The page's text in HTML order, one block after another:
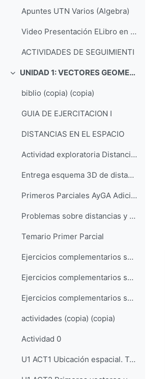
Apuntes UTN Varios (Algebra)
Video Presentación ELibro en UTN
ACTIVIDADES DE SEGUIMIENTI
Colapsar UNIDAD 1: VECTORES GEOMETRICOS
biblio (copia) (copia)
GUIA DE EJERCITACION I
DISTANCIAS EN EL ESPACIO
Actividad exploratoria Distancias con GeoGebra
Entrega esquema 3D de distancias
Primeros Parciales AyGA Adicional
Problemas sobre distancias y ángulos
Temario Primer Parcial
Ejercicios complementarios sobre rectas
Ejercicios complementarios sobre planos
Ejercicios complementarios sobre distancias
actividades (copia) (copia)
Actividad 0
U1 ACT1 Ubicación espacial. Trabajo con puntos en 3D